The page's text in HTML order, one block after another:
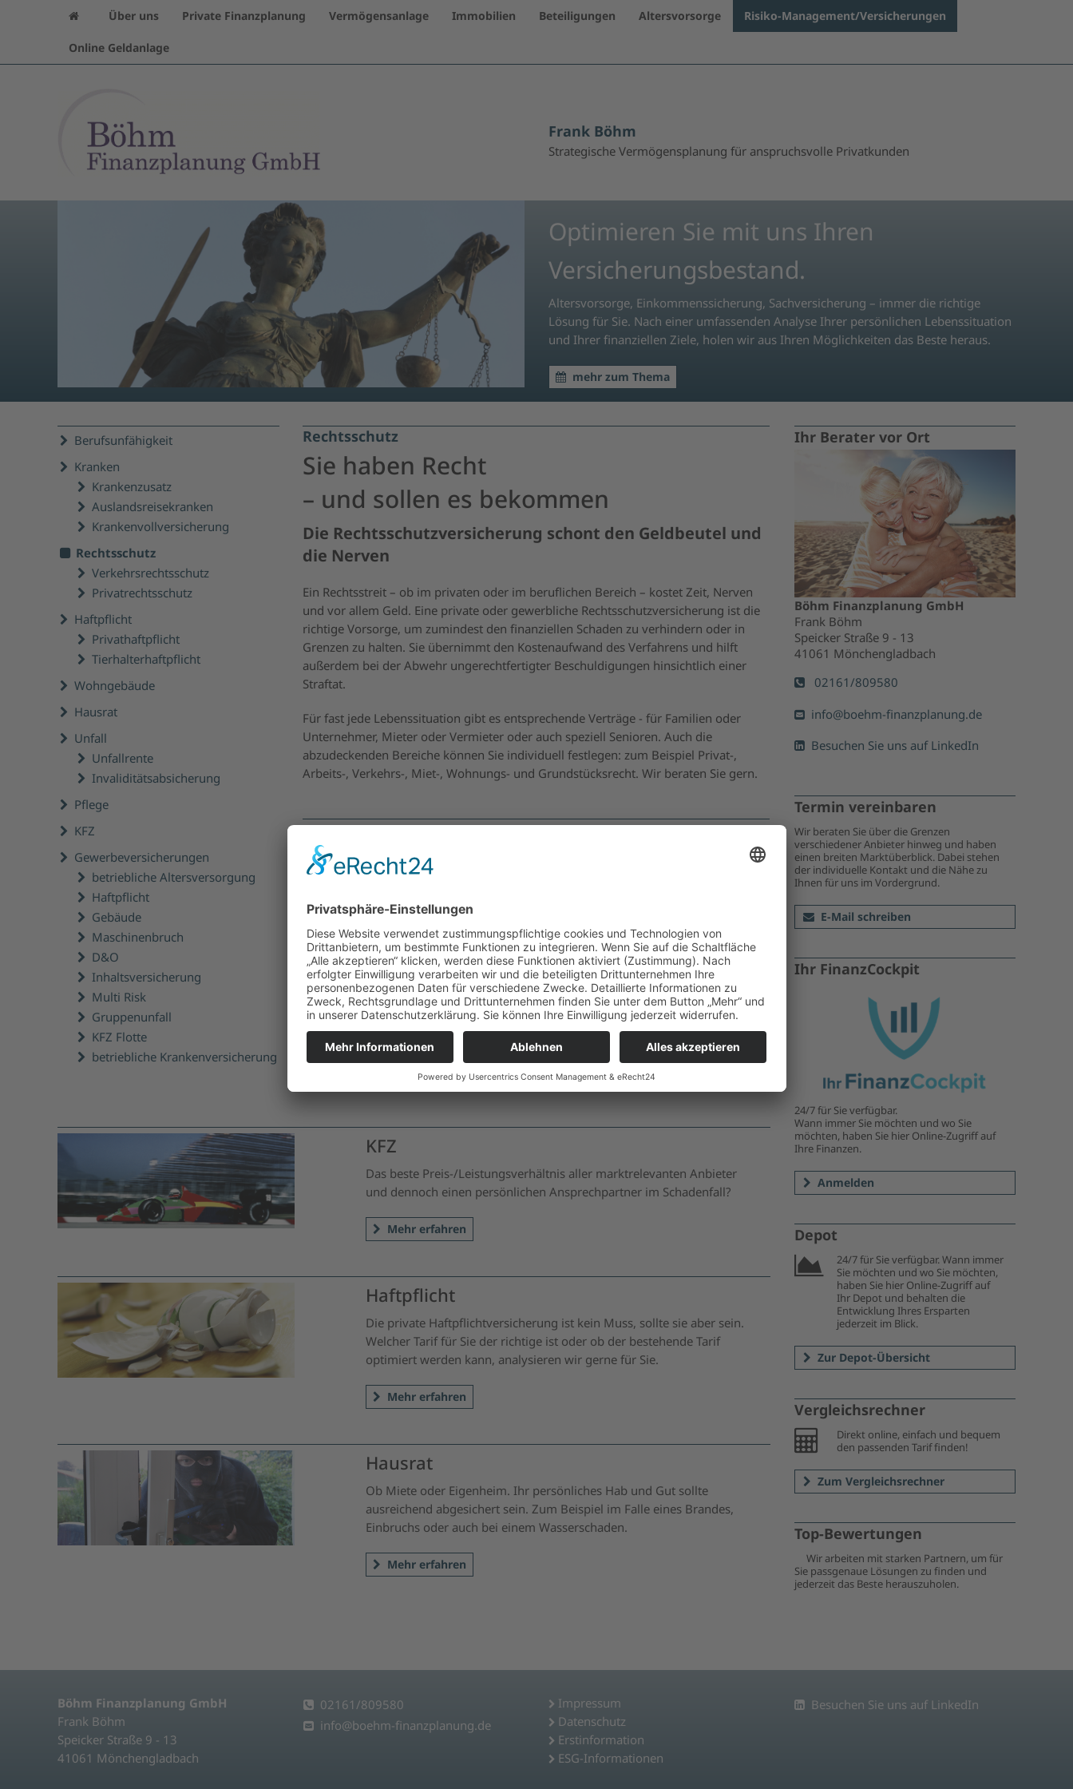
Über uns Private Finanzplanung Vermögensanlage Immobilien Beteiligungen Altersvorsorge Risiko-Management/Versicherungen
Online Geldanlage
Frank Böhm
Strategische Vermögensplanung für anspruchsvolle Privatkunden
Optimieren Sie mit uns Ihren
Versicherungsbestand.
Altersvorsorge, Einkommenssicherung, Sachversicherung – immer die richtige
Lösung für Sie. Nach einer umfassenden Analyse Ihrer persönlichen Lebenssituation
und Ihrer finanziellen Ziele, holen wir aus Ihren Möglichkeiten das Beste heraus.
mehr zum Thema
Rechtsschutz
Sie haben Recht
– und sollen es bekommen
Die Rechtsschutzversicherung schont den Geldbeutel und
die Nerven
Ein Rechtsstreit – ob im privaten oder im beruflichen Bereich – kostet Zeit, Nerven
und vor allem Geld. Eine private oder gewerbliche Rechtsschutzversicherung ist die
richtige Vorsorge, um zumindest den finanziellen Schaden zu verhindern oder in
Grenzen zu halten. Sie übernimmt den Kostenaufwand des Verfahrens und hilft
außerdem bei der Abwehr ungerechtfertigter Beschuldigungen hinsichtlich einer
Straftat.
Für fast jede Lebenssituation gibt es entsprechende Verträge - für Familien oder
Unternehmer, Mieter oder Vermieter oder auch speziell Senioren. Auch die
abzudeckenden Bereiche können Sie individuell festlegen: zum Beispiel Privat-,
Arbeits-, Verkehrs-, Miet-, Wohnungs- und Grundstücksrecht. Wir beraten Sie gern.
Sie wünschen weitere Informationen oder gleich ein persönliches Angebot?
Jetzt Beratungstermin vereinbaren
Oder gleich anrufen: 02161/809580
Berufsunfähigkeit
Kranken
Krankenzusatz
Auslandsreisekranken
Krankenvollversicherung
Rechtsschutz
Verkehrsrechtsschutz
Privatrechtsschutz
Haftpflicht
Privathaftpflicht
Tierhalterhaftpflicht
Wohngebäude
Hausrat
Unfall
Unfallrente
Invaliditätsabsicherung
Pflege
KFZ
Gewerbeversicherungen
betriebliche Altersversorgung
Haftpflicht
Gebäude
Maschinenbruch
D&O
Inhaltsversicherung
Multi Risk
Gruppenunfall
KFZ Flotte
betriebliche Krankenversicherung
KFZ
Das beste Preis-/Leistungsverhältnis aller marktrelevanten Anbieter
und dennoch einen persönlichen Ansprechpartner im Schadenfall?
Mehr erfahren
Haftpflicht
Die private Haftpflichtversicherung ist kein Muss, sollte sie aber sein.
Welcher Tarif für Sie der richtige ist oder ob der bestehende Tarif
optimiert werden kann, analysieren wir gerne für Sie.
Mehr erfahren
Hausrat
Ob Miete oder Eigenheim. Ihr persönliches Hab und Gut sollte
ausreichend abgesichert sein. Zum Beispiel im Falle eines Brandes,
Einbruchs oder auch bei einem Wasserschaden.
Mehr erfahren
Ihr Berater vor Ort
Böhm Finanzplanung GmbH
Frank Böhm
Speicker Straße 9 - 13
41061 Mönchengladbach
02161/809580
info@boehm-finanzplanung.de
Besuchen Sie uns auf LinkedIn
Termin vereinbaren
Wir beraten Sie über die Grenzen
verschiedener Anbieter hinweg und haben
einen breiten Marktüberblick. Dabei stehen
der individuelle Kontakt und die Nähe zu
Ihnen für uns im Vordergrund.
E-Mail schreiben
Ihr FinanzCockpit
24/7 für Sie verfügbar.
Wann immer Sie möchten und wo Sie
möchten, haben Sie hier Online-Zugriff auf
Ihre Finanzen.
Anmelden
Depot
24/7 für Sie verfügbar. Wann immer
Sie möchten und wo Sie möchten,
haben Sie hier Online-Zugriff auf
Ihr Depot und behalten die
Entwicklung Ihres Ersparten
jederzeit im Blick.
Zur Depot-Übersicht
Vergleichsrechner
Direkt online, einfach und bequem
den passenden Tarif finden!
Zum Vergleichsrechner
Top-Bewertungen
Wir arbeiten mit starken Partnern, um für
Sie passgenaue Lösungen zu finden und
jederzeit das Beste herauszuholen.
Böhm Finanzplanung GmbH
Frank Böhm
Speicker Straße 9 - 13
41061 Mönchengladbach
02161/809580
info@boehm-finanzplanung.de
Impressum
Datenschutz
Erstinformation
ESG-Informationen
Besuchen Sie uns auf LinkedIn